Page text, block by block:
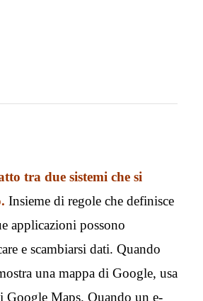
tra due sistemi che si
Insieme di regole che definisce
applicazioni possono
e scambiarsi dati. Quando
una mappa di Google, usa
Google Maps. Quando un e-